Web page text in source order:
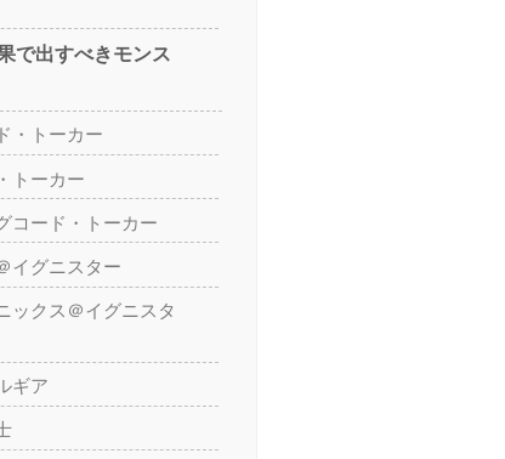
で出すべきモンス
・トーカー
トーカー
コード・トーカー
イグニスター
ックス＠イグニスタ
ギア